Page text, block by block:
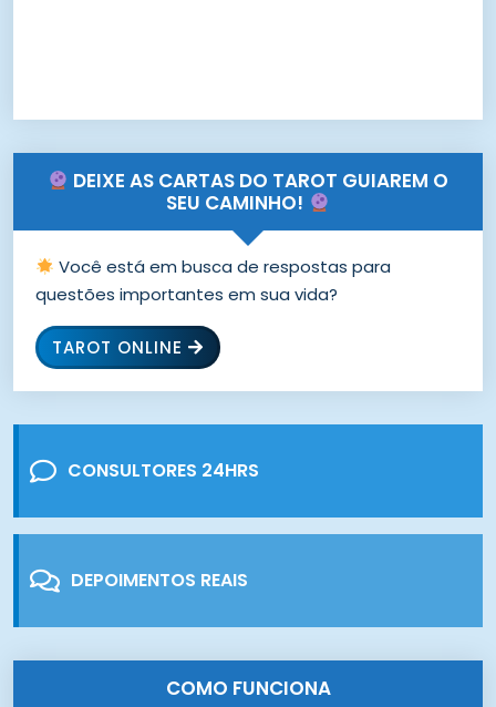
DEIXE AS CARTAS DO TAROT GUIAREM O
SEU CAMINHO!
Você está em busca de respostas para
questões importantes em sua vida?
TAROT ONLINE
CONSULTORES 24HRS
DEPOIMENTOS REAIS
COMO FUNCIONA